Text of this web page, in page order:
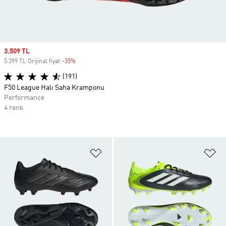
Sale price
3.509 TL
5.399 TL Orijinal fiyat -35%
(191)
F50 League Halı Saha Kramponu
Performance
4 renk